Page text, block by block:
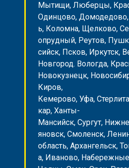
Мытищи, Люберцы,
Одинцово, Домодедово,
ь, Коломна, Щелково,
опрудный, Реутов,
сийск, Псков, Иркутск,
Новгород. Вологда,
Новокузнецк,
Киров,
Кемерово, Уфа,
кар, Ханты-
Мансийск, Сургут,
яновск, Смоленск,
область, Архангельск,
а, Иваново, Набережные